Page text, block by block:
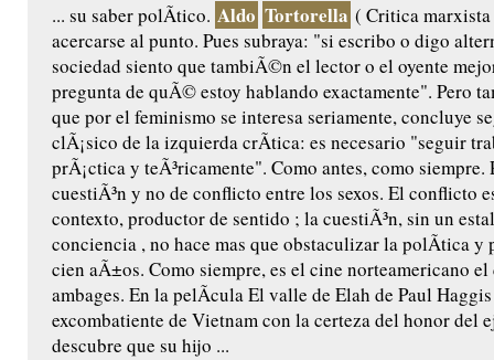
... su saber polÃ­tico. Aldo Tortorella ( Critica
acercarse al punto. Pues subraya: "si escribo o digo
sociedad siento que tambiÃ©n el lector o el oyente
pregunta de quÃ© estoy hablando exactamente". Pero
que por el feminismo se interesa seriamente, concluye
clÃ¡sico de la izquierda crÃ­tica: es necesario "seguir
prÃ¡ctica y teÃ³ricamente". Como antes, como siempre.
cuestiÃ³n y no de conflicto entre los sexos. El conflicto
contexto, productor de sentido ; la cuestiÃ³n, sin un
conciencia , no hace mas que obstaculizar la polÃ­tica y
cien aÃ±os. Como siempre, es el cine norteamericano
ambages. En la pelÃ­cula El valle de Elah de Paul
excombatiente de Vietnam con la certeza del honor del
descubre que su hijo ...